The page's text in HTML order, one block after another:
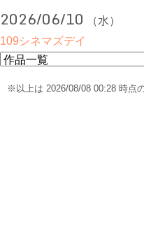
2026/06/10
（水）
109シネマズデイ
※以上は 2026/08/08 00:28 時点